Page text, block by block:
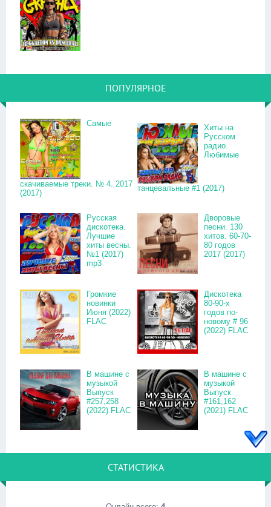
ПОПУЛЯРНОЕ
Самые
скачиваемые треки. № 4. 2017
(2017)
Хиты на
Русском
радио.
Любимые
танцевальные #1 (2017)
Русская
дискотека.
Лучшие
хиты весны.
№1 (2017)
mp3
Дворовые
песни. 130
хитов. 60-70-
80 годов
2017 (2017)
Громкие
новинки
Июня (2022)
FLAC
Дискотека
80-90-х
годов по-
новому # 96
(2022) FLAC
В машине с
музыкой
Выпуск
#257,258
(2022) FLAC
В машине с
музыкой
Выпуск
#161,162
(2021) FLAC
СТАТИСТИКА